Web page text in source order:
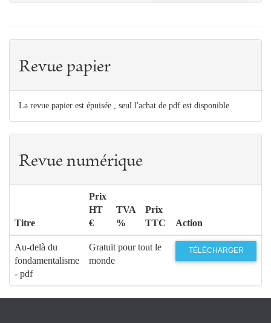
Revue papier
La revue papier est épuisée , seul l'achat de pdf est disponible
Revue numérique
Titre
Prix
HT
€
TVA
%
Prix
TTC
Action
Au-delà du
fondamentalisme
- pdf
Gratuit pour tout le
monde
TÉLÉCHARGER